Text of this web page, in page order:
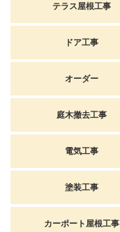
テラス屋根工事
ドア工事
オーダー
庭木撤去工事
電気工事
塗装工事
カーポート屋根工事